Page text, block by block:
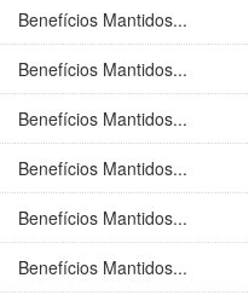
Benefícios Mantidos...
Benefícios Mantidos...
Benefícios Mantidos...
Benefícios Mantidos...
Benefícios Mantidos...
Benefícios Mantidos...